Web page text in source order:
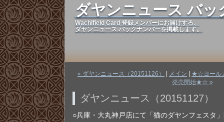
ダヤンニュース バッ
Wachifield Card 登録メンバーにお届けする、
ダヤンニュース バックナンバーを掲載します。
« ダヤンニュース（20151126） メイン
★☆ヨール
発売開始★☆ »
ダヤンニュース（20151127）
○兵庫・大丸神戸店にて「猫のダヤンフェスタ